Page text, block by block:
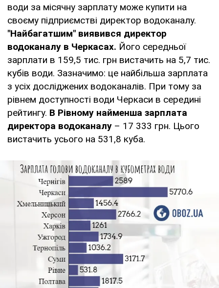
води за місячну зарплату може купити на
своєму підприємстві директор водоканалу.
"Найбагатшим" виявився директор
водоканалу в Черкасах. Його середньої
зарплати в 159,5 тис. грн вистачить на 5,7 тис.
кубів води. Зазначимо: це найбільша зарплата
з усіх досліджених водоканалів. При тому за
рівнем доступності води Черкаси в середині
рейтингу. В Рівному найменша зарплата
директора водоканалу – 17 333 грн. Цього
вистачить усього на 531,8 куба.